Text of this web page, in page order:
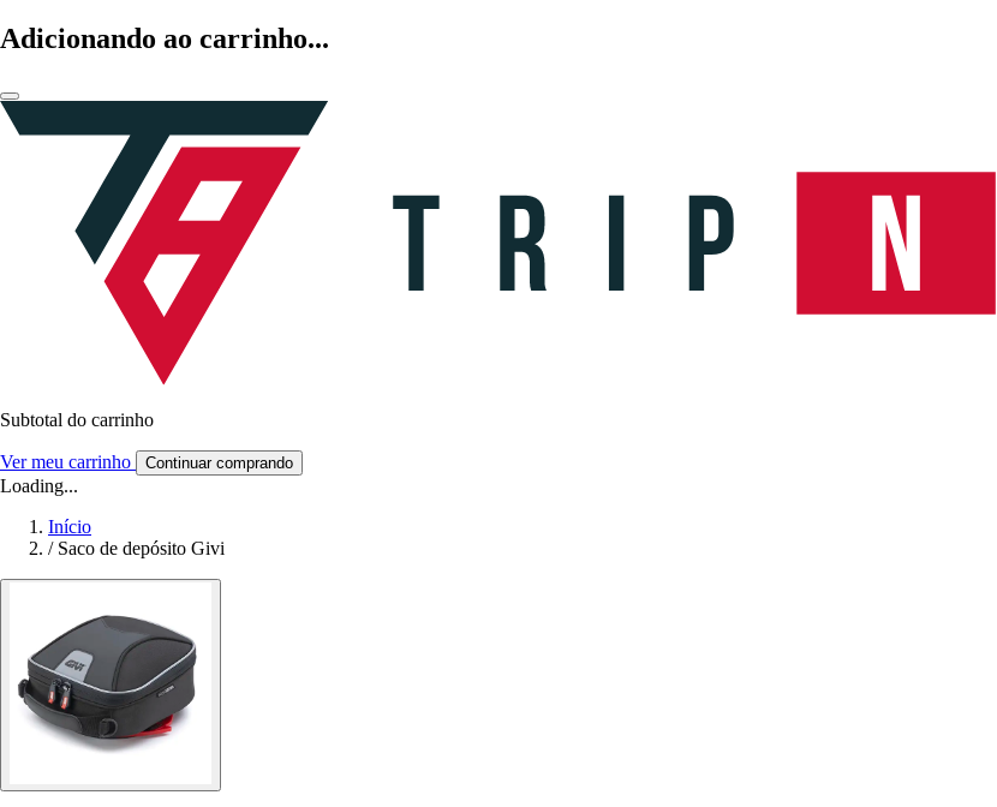
Adicionando ao carrinho...
Subtotal do carrinho
Ver meu carrinho Continuar comprando
Loading...
Início
/ Saco de depósito Givi